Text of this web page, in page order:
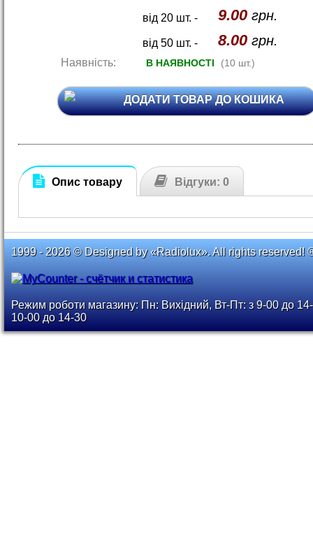
від 20 шт. - 9.00грн.
від 50 шт. - 8.00грн.
Наявність: В НАЯВНОСТІ (10 шт.)
ДОДАТИ ТОВАР ДО КОШИКА
Опис товару Відгуки: 0
1999 - 2026 © Designed by «Radiolux». All rights reserved!
Режим роботи магазину: Пн: Вихідний, Вт-Пт: з 9-00 до
10-00 до 14-30